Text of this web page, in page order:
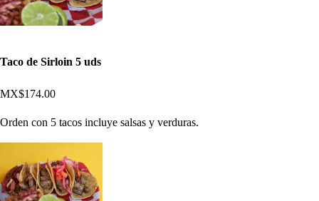
Taco de Sirloin 5 uds
MX$174.00
Orden con 5 tacos incluye salsas y verduras.